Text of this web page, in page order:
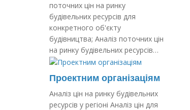
поточних цін на ринку
будівельних ресурсів для
конкретного об'єкту
будівництва; Аналіз поточних цін
на ринку будівельних ресурсів…
Проектним організаціям
Аналіз цін на ринку будівельних
ресурсів у регіоні Аналіз цін для